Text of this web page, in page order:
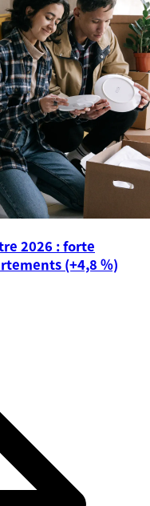
2026 : forte
(+4,8 %)